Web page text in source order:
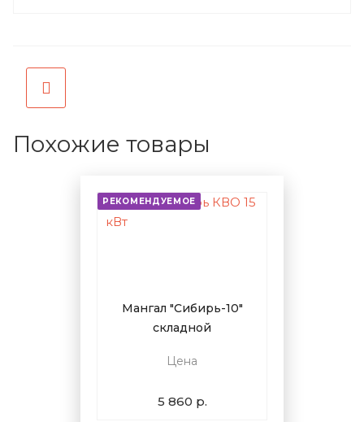
Похожие товары
РЕКОМЕНДУЕМОЕ
Мангал "Сибирь-10"
складной
Цена
5 860 р.